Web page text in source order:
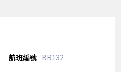
BR132